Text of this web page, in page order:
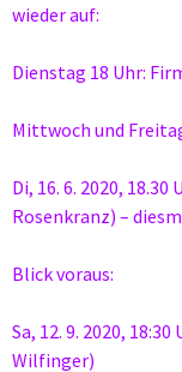
wieder auf:
Dienstag 18 Uhr:
Mittwoch und
Di, 16. 6. 2020, 18.30
Rosenkranz) –
Blick voraus:
Sa, 12. 9. 2020, 18:30
Wilfinger)